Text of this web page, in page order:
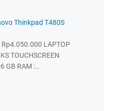
Thinkpad T480S
LAPTOP
TOUCHSCREEN
GB RAM :...